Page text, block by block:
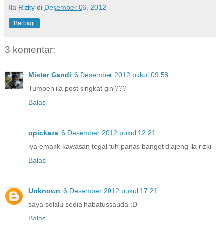
Ila Rizky di Desember 06, 2012
Berbagi
3 komentar:
Mister Gandi 6 Desember 2012 pukul 09.58
Tumben ila post singkat gini???
Balas
opickaza 6 Desember 2012 pukul 12.21
iya emank kawasan tegal tuh panas banget diajeng ila rizki
Balas
Unknown 6 Desember 2012 pukul 17.21
saya selalu sedia habatussauda :D
Balas